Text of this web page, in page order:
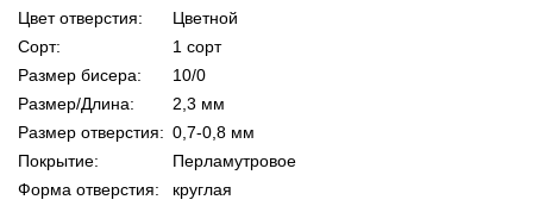
Цвет отверстия:
Цветной
Сорт:
1 сорт
Размер бисера:
10/0
Размер/Длина:
2,3 мм
Размер отверстия: 0,7-0,8 мм
Покрытие:
Перламутровое
Форма отверстия:
круглая